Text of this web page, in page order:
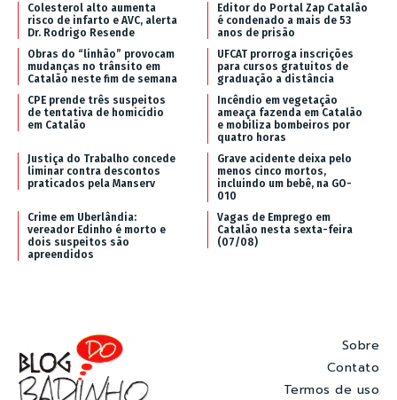
Colesterol alto aumenta
risco de infarto e AVC, alerta
Dr. Rodrigo Resende
Editor do Portal Zap Catalão
é condenado a mais de 53
anos de prisão
Obras do “linhão” provocam
mudanças no trânsito em
Catalão neste fim de semana
UFCAT prorroga inscrições
para cursos gratuitos de
graduação a distância
CPE prende três suspeitos
de tentativa de homicídio
em Catalão
Incêndio em vegetação
ameaça fazenda em Catalão
e mobiliza bombeiros por
quatro horas
Justiça do Trabalho concede
liminar contra descontos
praticados pela Manserv
Grave acidente deixa pelo
menos cinco mortos,
incluindo um bebê, na GO-
010
Crime em Uberlândia:
vereador Edinho é morto e
dois suspeitos são
apreendidos
Vagas de Emprego em
Catalão nesta sexta-feira
(07/08)
Sobre
Contato
Termos de uso